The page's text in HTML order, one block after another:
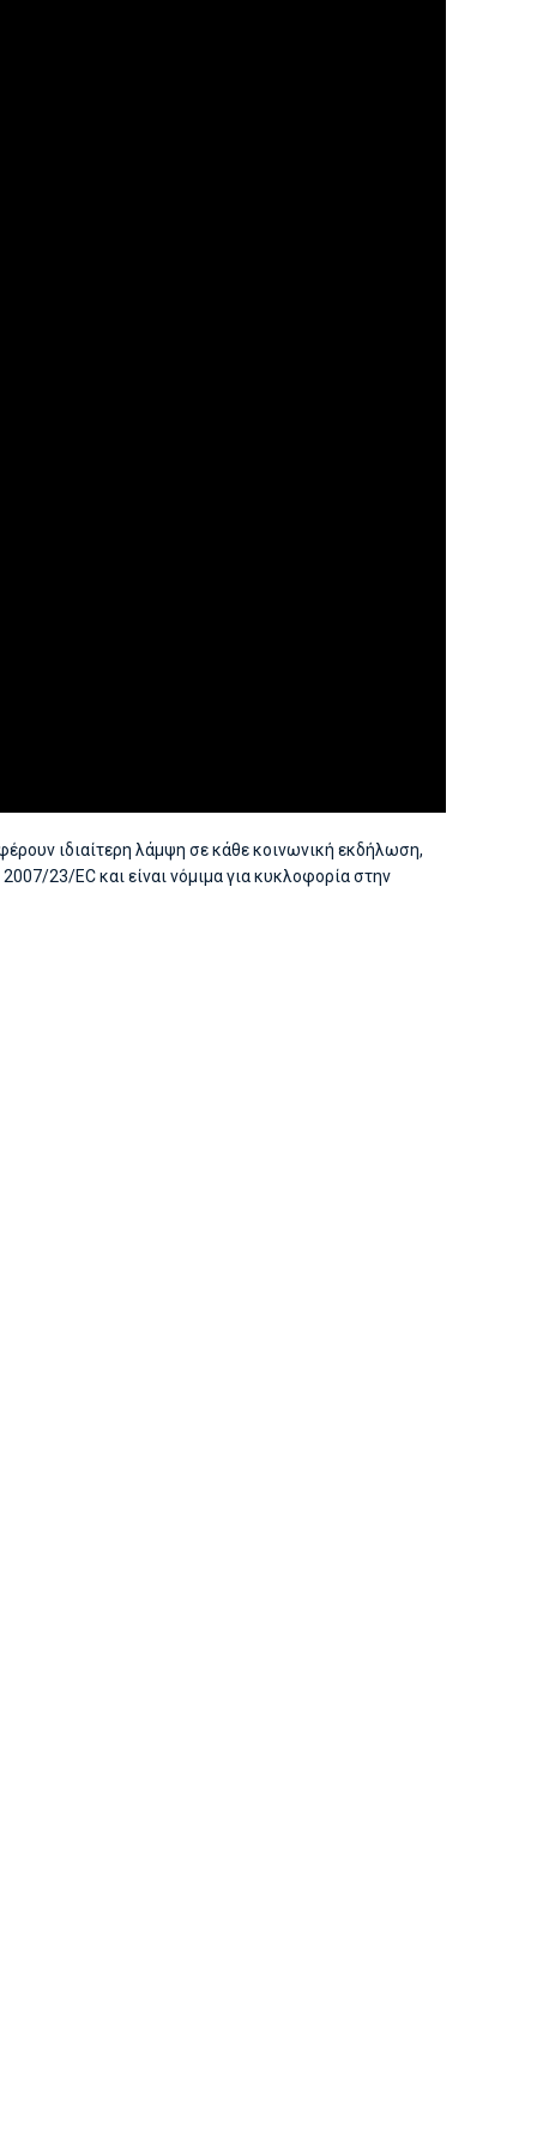
ιδιαίτερη λάμψη σε κάθε κοινωνική εκδήλωση,
23/EC και είναι νόμιμα για κυκλοφορία στην